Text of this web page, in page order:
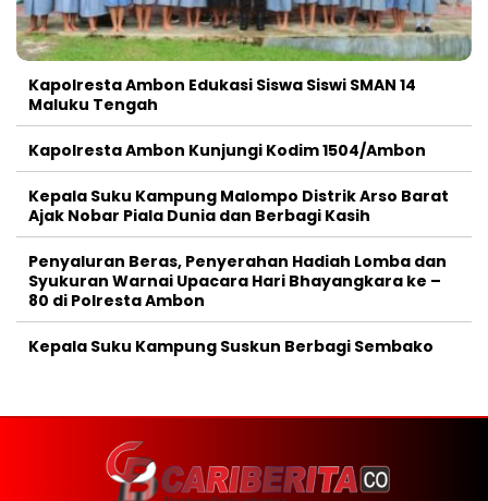
Kapolresta Ambon Edukasi Siswa Siswi SMAN 14
Maluku Tengah
Kapolresta Ambon Kunjungi Kodim 1504/Ambon
Kepala Suku Kampung Malompo Distrik Arso Barat
Ajak Nobar Piala Dunia dan Berbagi Kasih
Penyaluran Beras, Penyerahan Hadiah Lomba dan
Syukuran Warnai Upacara Hari Bhayangkara ke –
80 di Polresta Ambon
Kepala Suku Kampung Suskun Berbagi Sembako